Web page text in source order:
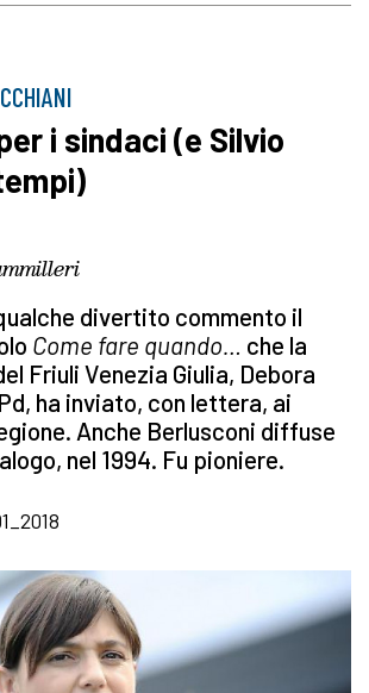
i sindaci (e Silvio
divertito commento il
Come fare quando… che la
Friuli Venezia Giulia, Debora
ha inviato, con lettera, ai
Anche Berlusconi diffuse
nel 1994. Fu pioniere.